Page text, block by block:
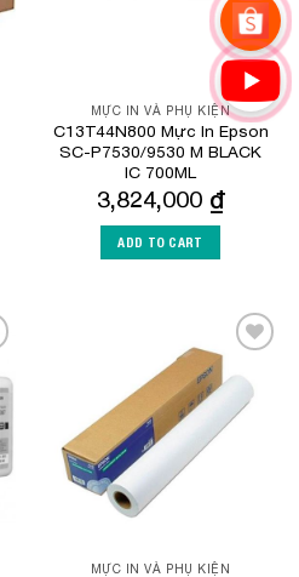
MỰC IN VÀ PHỤ KIỆN
C13T44N800 Mực In Epson
SC-P7530/9530 M BLACK
IC 700ML
3,824,000 ₫
ADD TO CART
Wishlist
MỰC IN VÀ PHỤ KIỆN